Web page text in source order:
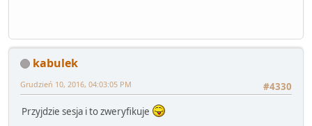
kabulek
#4330
Grudzień 10, 2016, 04:03:05 PM
Przyjdzie sesja i to zweryfikuje